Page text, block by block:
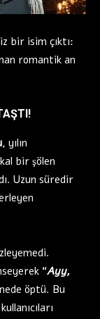
bir isim çıktı:
romantik an
, yılın
bir şölen
Uzun süredir
“Ayy,
öptü. Bu